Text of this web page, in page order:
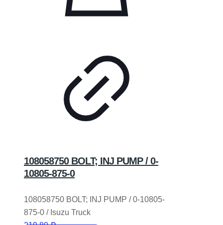
108058750 BOLT; INJ PUMP / 0-
10805-875-0
108058750 BOLT; INJ PUMP / 0-10805-
875-0 / Isuzu Truck